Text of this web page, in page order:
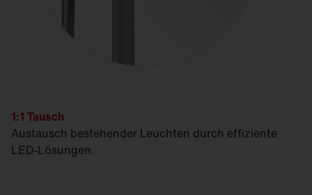
1:1 Tausch
Austausch bestehender Leuchten durch effiziente
LED-Lösungen.